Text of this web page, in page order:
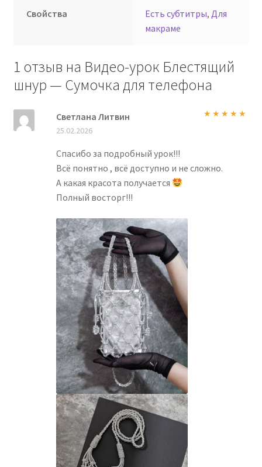
Свойства Есть субтитры, Для
макраме
1 отзыв на Видео-урок Блестящий
шнур — Сумочка для телефона
Светлана Литвин
25.02.2026
Спасибо за подробный урок!!!
Всё понятно , всё доступно и не сложно.
А какая красота получается
Полный восторг!!!